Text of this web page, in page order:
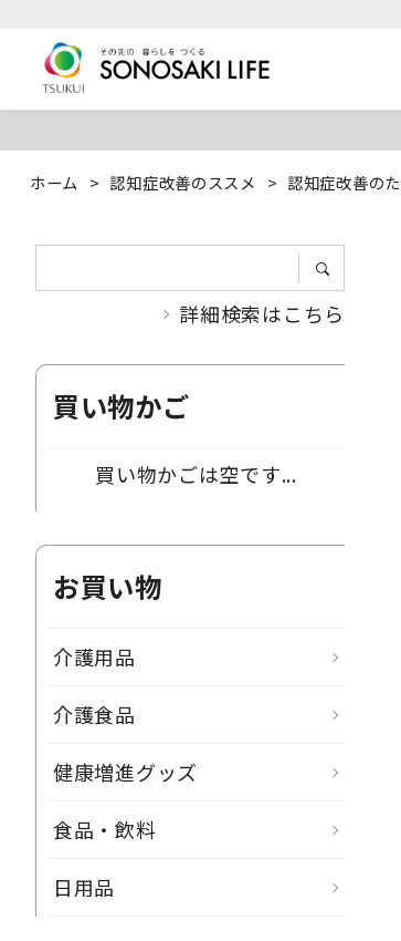
ホーム > 認知症改善のススメ > 認知症改善の
詳細検索はこちら
買い物かご
買い物かごは空です...
お買い物
介護用品
介護食品
健康増進グッズ
食品・飲料
日用品